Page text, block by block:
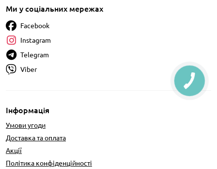
Інформація
Умови угоди
Доставка та оплата
Акції
Політика конфіденційності
Ми у соціальних мережах
Facebook
Instagram
Telegram
Viber